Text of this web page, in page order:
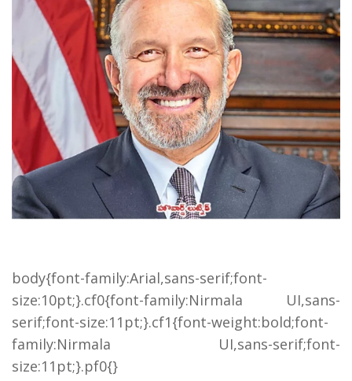
body{font-family:Arial,sans-serif;font-
size:10pt;}.cf0{font-family:Nirmala UI,sans-
serif;font-size:11pt;}.cf1{font-weight:bold;font-
family:Nirmala UI,sans-serif;font-
size:11pt;}.pf0{}